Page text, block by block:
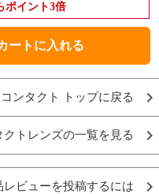
ポイント3倍
ートに入れる
ンタクト トップに戻る
トレンズの一覧を見る
レビューを投稿するには